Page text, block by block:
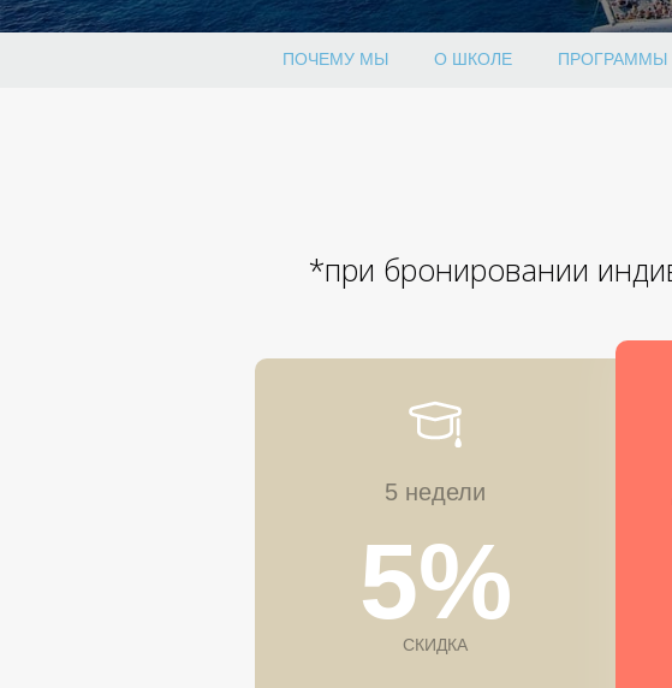
ПОЧЕМУ МЫ О ШКОЛЕ ПРОГРАММЫ
*при бронировании
5 недели
5%
СКИДКА